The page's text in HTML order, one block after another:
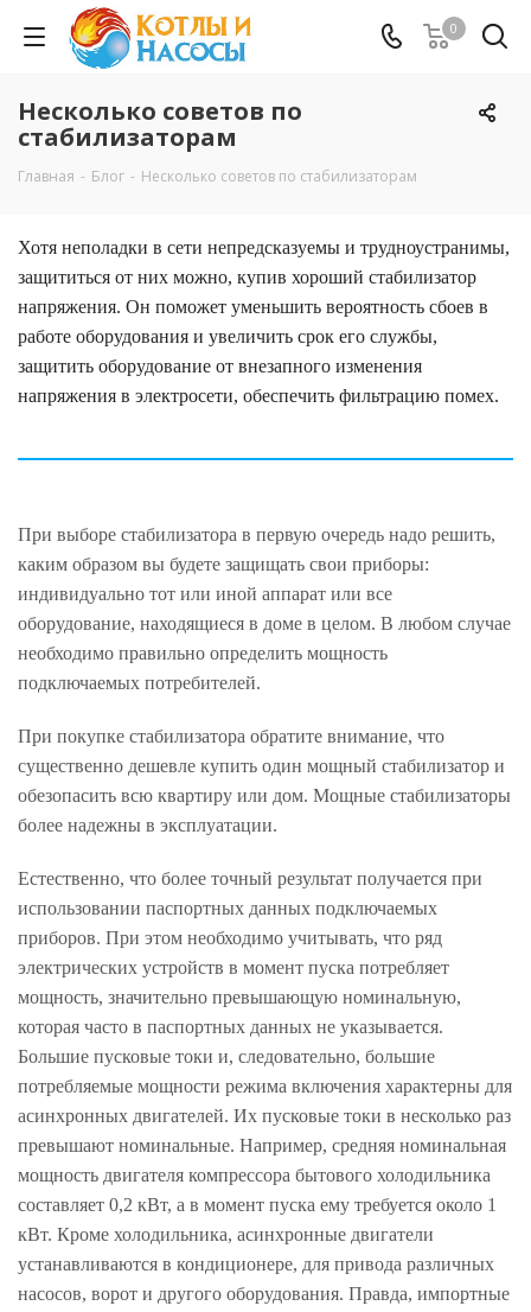
0
Несколько советов по
стабилизаторам
Главная - Блог - Несколько советов по стабилизаторам
Хотя неполадки в сети непредсказуемы и трудноустранимы,
защититься от них можно, купив хороший стабилизатор
напряжения. Он поможет уменьшить вероятность сбоев в
работе оборудования и увеличить срок его службы,
защитить оборудование от внезапного изменения
напряжения в электросети, обеспечить фильтрацию помех.
При выборе стабилизатора в первую очередь надо решить,
каким образом вы будете защищать свои приборы:
индивидуально тот или иной аппарат или все
оборудование, находящиеся в доме в целом. В любом случае
необходимо правильно определить мощность
подключаемых потребителей.
При покупке стабилизатора обратите внимание, что
существенно дешевле купить один мощный стабилизатор и
обезопасить всю квартиру или дом. Мощные стабилизаторы
более надежны в эксплуатации.
Естественно, что более точный результат получается при
использовании паспортных данных подключаемых
приборов. При этом необходимо учитывать, что ряд
электрических устройств в момент пуска потребляет
мощность, значительно превышающую номинальную,
которая часто в паспортных данных не указывается.
Большие пусковые токи и, следовательно, большие
потребляемые мощности режима включения характерны для
асинхронных двигателей. Их пусковые токи в несколько раз
превышают номинальные. Например, средняя номинальная
мощность двигателя компрессора бытового холодильника
составляет 0,2 кВт, а в момент пуска ему требуется около 1
кВт. Кроме холодильника, асинхронные двигатели
устанавливаются в кондиционере, для привода различных
насосов, ворот и другого оборудования. Правда, импортные